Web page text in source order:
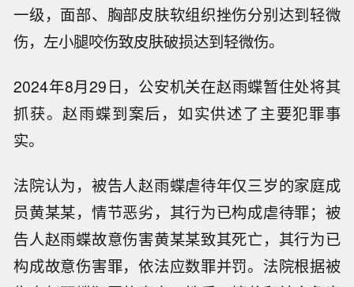
一级，面部、胸部皮肤软组织挫伤分别达到轻微
伤，左小腿咬伤致皮肤破损达到轻微伤。
2024年8月29日，公安机关在赵雨蝶暂住处将其
抓获。赵雨蝶到案后，如实供述了主要犯罪事
实。
法院认为，被告人赵雨蝶虐待年仅三岁的家庭成
员黄某某，情节恶劣，其行为已构成虐待罪；被
告人赵雨蝶故意伤害黄某某致其死亡，其行为已
构成故意伤害罪，依法应数罪并罚。法院根据被